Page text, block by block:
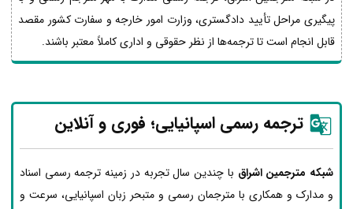
پیگیری مراحل تأیید دادگستری، وزارت امور خارجه و سفارت کشور مقصد
قابل انجام است تا ترجمه‌ها از نظر حقوقی و اداری کاملاً معتبر باشند.
ترجمه رسمی اسپانیایی؛ فوری و آنلاین
شبکه مترجمین اشراق با چندین سال تجربه در زمینه ترجمه رسمی اسناد
و مدارک و همکاری با مترجمان رسمی و متبحر زبان اسپانیایی، سرعت و